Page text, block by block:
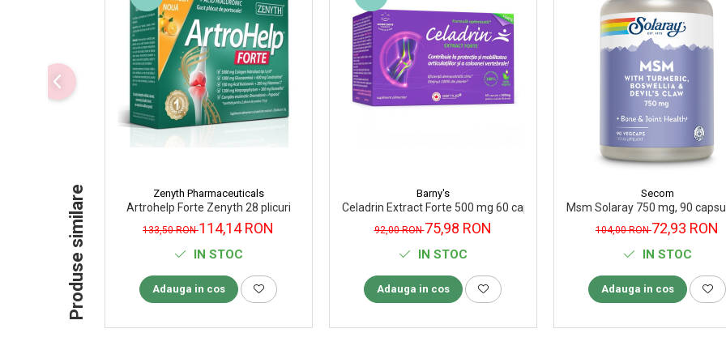
Supliment Zinc
Tincturi si Gemoderivate
Tuse gat si respiratie
Produse similare Zenyth Pharmaceuticals
Artrohelp Forte Zenyth 28 plicuri
133,50 RON114,14 RON
IN STOC
Adauga in cos
Barny's
Celadrin Extract Forte 500 mg 60 capsule Barny's
92,00 RON75,98 RON
IN STOC
Adauga in cos
Secom
Msm Solaray 750 mg, 90
104,00 RON72,93 RON
IN STOC
Adauga in cos